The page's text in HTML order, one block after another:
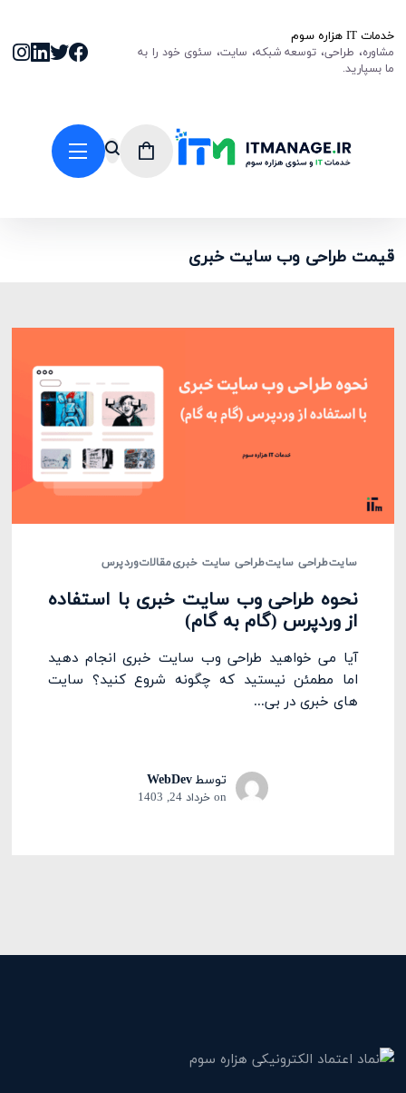
خدمات IT هزاره سوم
مشاوره، طراحی، توسعه شبکه، سایت، سئوی خود را به
ما بسپارید.
قیمت طراحی وب سایت خبری
سایتطراحی سایتطراحی سایت خبریمقالاتوردپرس
نحوه طراحی وب سایت خبری با استفاده
از وردپرس (گام به گام)
آیا می خواهید طراحی وب سایت خبری انجام دهید
اما مطمئن نیستید که چگونه شروع کنید؟ سایت
های خبری در بی...
توسطWebDev
onخرداد 24, 1403